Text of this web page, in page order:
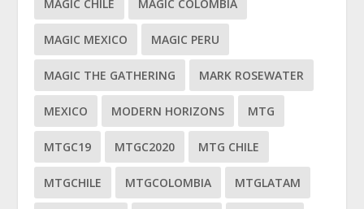
MAGIC CHILE MAGIC COLOMBIA
MAGIC MEXICO MAGIC PERU
MAGIC THE GATHERING MARK ROSEWATER
MEXICO MODERN HORIZONS MTG
MTGC19 MTGC2020 MTG CHILE
MTGCHILE MTGCOLOMBIA MTGLATAM